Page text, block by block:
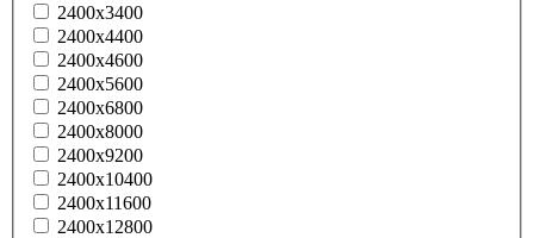
2400x3400
2400x4400
2400x4600
2400x5600
2400x6800
2400x8000
2400x9200
2400x10400
2400x11600
2400x12800